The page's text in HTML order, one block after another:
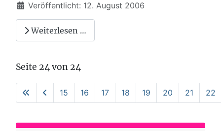
Veröffentlicht: 12. August 2006
Weiterlesen …
Seite 24 von 24
15 16 17 18 19 20 21 22